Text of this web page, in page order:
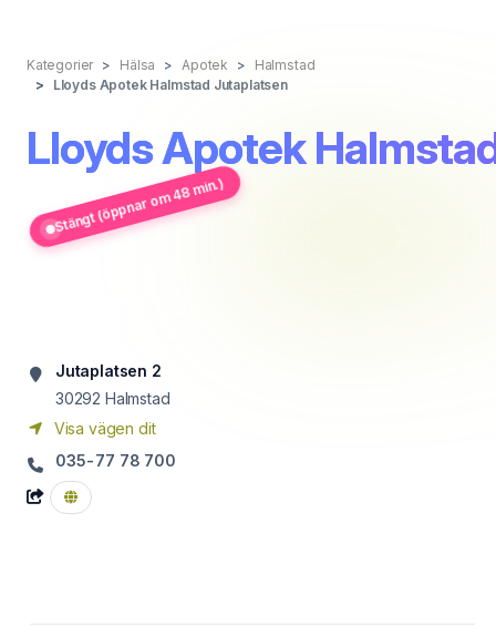
Kategorier Hälsa Apotek
Halmstad
Lloyds Apotek Halmstad Jutaplatsen
Lloyds Apotek
Stängt (öppnar om 48 min.)
Jutaplatsen 2
30292 Halmstad
Visa vägen dit
035-77 78 700